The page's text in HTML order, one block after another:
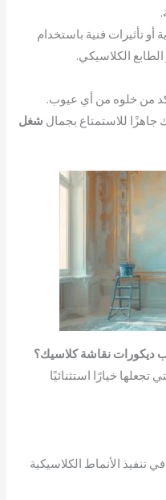
تأثيرات فنية باستخدام
الطابع الكلاسيكي.
من خلوه من أي عيوب.
للاستمتاع بجمال شغل
نقاشة كلاسيك؟
تجعلها خيارًا استثنائيًا
تنفيذ الأنماط الكلاسيكية